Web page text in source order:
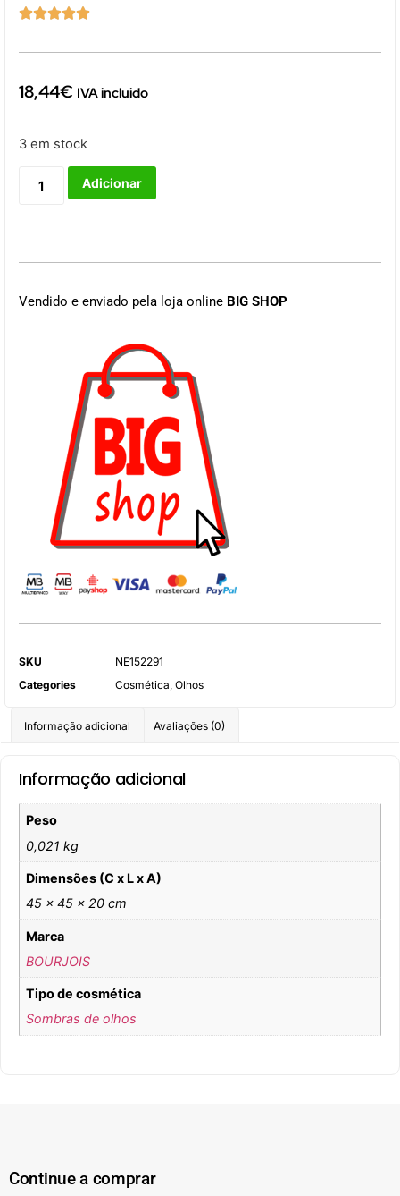

18,44€ IVA incluido
3 em stock
Adicionar
Vendido e enviado pela loja online BIG SHOP
SKU
NE152291
Categories
Cosmética, Olhos
Informação adicional Avaliações (0)
Informação adicional
Peso
0,021 kg
Dimensões (C x L x A)
45 × 45 × 20 cm
Marca
BOURJOIS
Tipo de cosmética
Sombras de olhos
Continue a comprar